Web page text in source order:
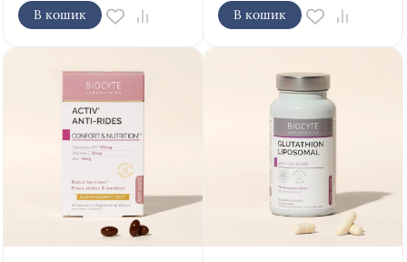
В кошик В кошик